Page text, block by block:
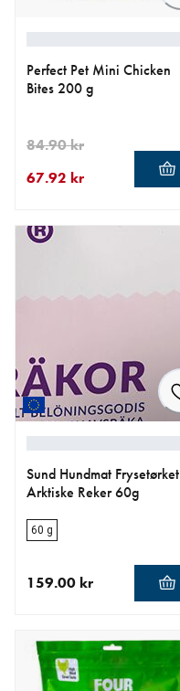
Perfect Pet Mini Chicken
Bites 200 g
67.92 kr
84.90 kr
Sund Hundmat Frysetørket
Arktiske Reker 60g
60 g
159.00 kr